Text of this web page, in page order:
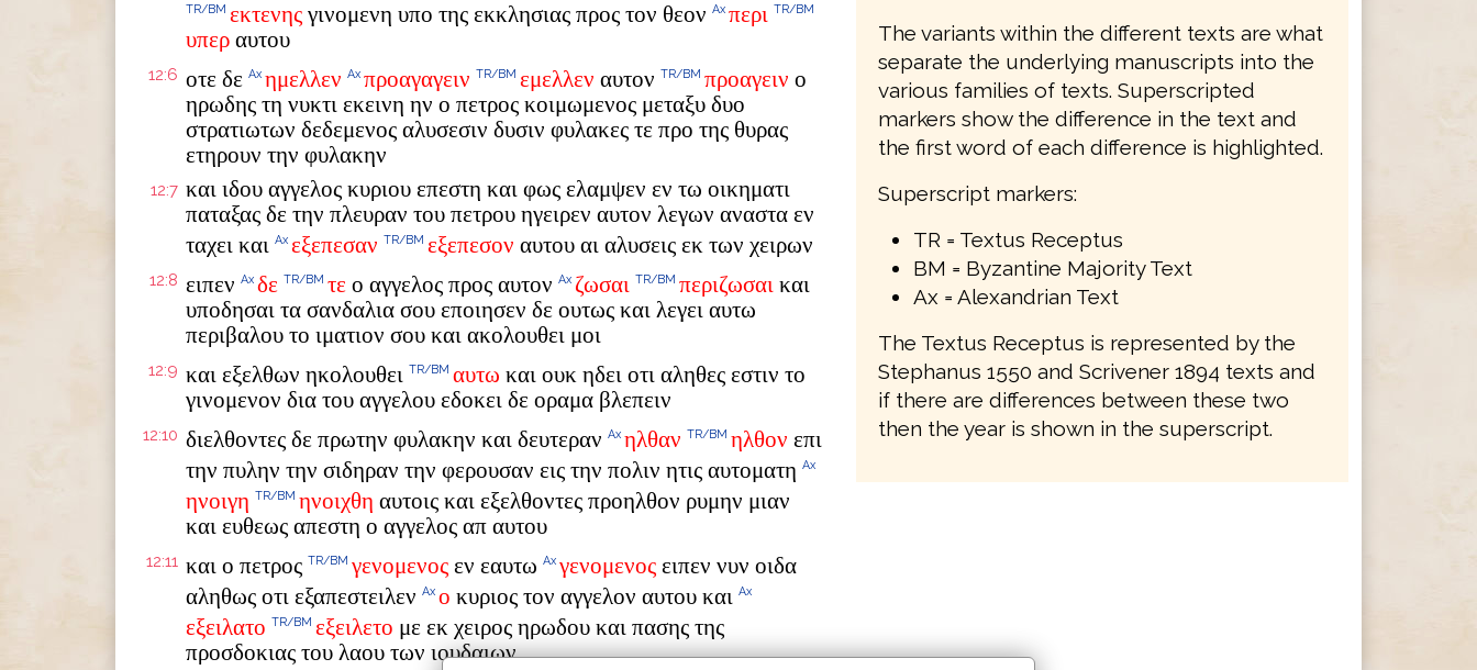
TR/BM εκτενης γινομενη υπο της εκκλησιας προς τον θεον Ax περι TR/BM
υπερ αυτου
12:6 οτε δε Ax ημελλεν Ax προαγαγειν TR/BM εμελλεν αυτον TR/BM προαγειν ο
ηρωδης τη νυκτι εκεινη ην ο πετρος κοιμωμενος μεταξυ δυο
στρατιωτων δεδεμενος αλυσεσιν δυσιν φυλακες τε προ της θυρας
ετηρουν την φυλακην
12:7 και ιδου αγγελος κυριου επεστη και φως ελαμψεν εν τω οικηματι
παταξας δε την πλευραν του πετρου ηγειρεν αυτον λεγων αναστα εν
ταχει και Ax εξεπεσαν TR/BM εξεπεσον αυτου αι αλυσεις εκ των χειρων
12:8 ειπεν Ax δε TR/BM τε ο αγγελος προς αυτον Ax ζωσαι TR/BM περιζωσαι και
υποδησαι τα σανδαλια σου εποιησεν δε ουτως και λεγει αυτω
περιβαλου το ιματιον σου και ακολουθει μοι
12:9 και εξελθων ηκολουθει TR/BM αυτω και ουκ ηδει οτι αληθες εστιν το
γινομενον δια του αγγελου εδοκει δε οραμα βλεπειν
12:10 διελθοντες δε πρωτην φυλακην και δευτεραν Ax ηλθαν TR/BM ηλθον επι
την πυλην την σιδηραν την φερουσαν εις την πολιν ητις αυτοματη Ax
ηνοιγη TR/BM ηνοιχθη αυτοις και εξελθοντες προηλθον ρυμην μιαν
και ευθεως απεστη ο αγγελος απ αυτου
12:11 και ο πετρος TR/BM γενομενος εν εαυτω Ax γενομενος ειπεν νυν οιδα
αληθως οτι εξαπεστειλεν Ax ο κυριος τον αγγελον αυτου και Ax
εξειλατο TR/BM εξειλετο με εκ χειρος ηρωδου και πασης της
προσδοκιας του λαου των ιουδαιων
The variants within the different texts are what
separate the underlying manuscripts into the
various families of texts. Superscripted
markers show the difference in the text and
the first word of each difference is highlighted.
Superscript markers:
TR = Textus Receptus
BM = Byzantine Majority Text
Ax = Alexandrian Text
The Textus Receptus is represented by the
Stephanus 1550 and Scrivener 1894 texts and
if there are differences between these two
then the year is shown in the superscript.